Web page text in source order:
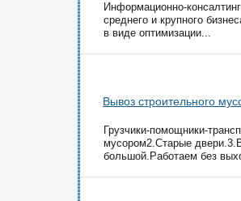
Информационно-
среднего и крупного
в виде оптимизации...
Вывоз строительного
Грузчики-помощники-
мусором2.Старые
большой.Работаем без